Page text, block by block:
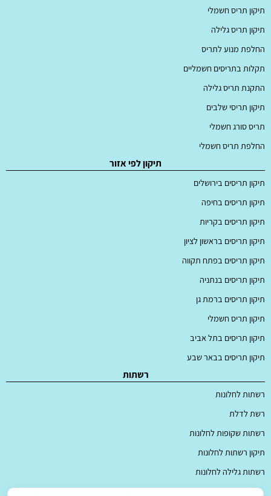
תיקון תריס חשמלי
תיקון תריס גלילה
החלפת מנוע לתריס
תקלות בתריסים חשמליים
התקנת תריס גלילה
תיקון תריסי שלבים
תריס סורג חשמלי
החלפת תריס חשמלי
תיקון לפי אזור
תיקון תריסים בירושלים
תיקון תריסים בחיפה
תיקון תריסים בקריות
תיקון תריסים בראשון לציון
תיקון תריסים בפתח תקווה
תיקון תריסים בנתניה
תיקון תריסים ברמת גן
תיקון תריס חשמלי
תיקון תריסים בתל אביב
תיקון תריסים בבאר שבע
רשתות
רשתות לחלונות
רשת לדלת
רשתות שקופות לחלונות
תיקון רשתות לחלונות
רשתות גלילה לחלונות